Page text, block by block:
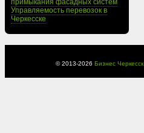
примыкания фасадных систем
Управляемость перевозок в
Черкесске
© 2013-2026 Бизнес Черкесск